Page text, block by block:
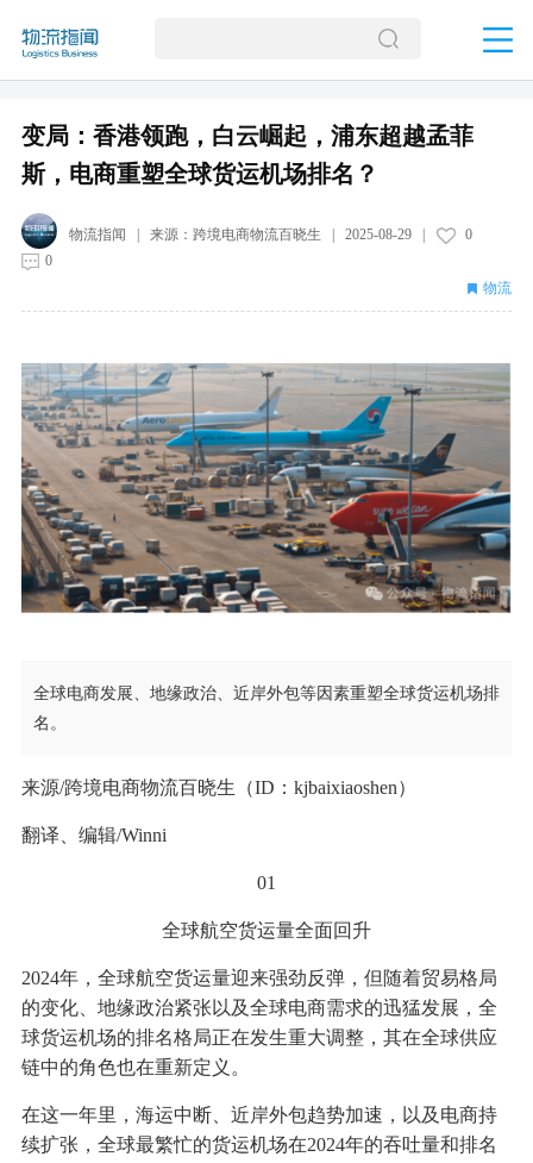
变局：香港领跑，白云崛起，浦东超越孟菲
斯，电商重塑全球货运机场排名？
物流指闻 | 来源： 跨境电商物流百晓生 2025-08-29|
0
0
物流
全球电商发展、地缘政治、近岸外包等因素重塑全球货运机场排
名。
来源/跨境电商物流百晓生（ID：kjbaixiaoshen）
翻译、编辑/Winni
01
全球航空货运量全面回升
2024年，全球航空货运量迎来强劲反弹，但随着贸易格局
的变化、地缘政治紧张以及全球电商需求的迅猛发展，全
球货运机场的排名格局正在发生重大调整，其在全球供应
链中的角色也在重新定义。
在这一年里，海运中断、近岸外包趋势加速，以及电商持
续扩张，全球最繁忙的货运机场在2024年的吞吐量和排名